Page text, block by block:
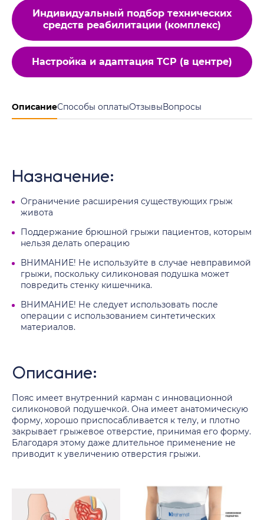
Индивидуальный подбор технических
средств реабилитации (комплекс)
Настройка и адаптация ТСР (в центре)
ОписаниеСпособы оплатыОтзывыВопросы
Назначение:
Ограничение расширения существующих грыж
живота
Поддержание брюшной грыжи пациентов, которым
нельзя делать операцию
ВНИМАНИЕ! Не используйте в случае невправимой
грыжи, поскольку силиконовая подушка может
повредить стенку кишечника.
ВНИМАНИЕ! Не следует использовать после
операции с использованием синтетических
материалов.
Описание:
Пояс имеет внутренний карман с инновационной
силиконовой подушечкой. Она имеет анатомическую
форму, хорошо приспосабливается к телу, и плотно
закрывает грыжевое отверстие, принимая его форму.
Благодаря этому даже длительное применение не
приводит к увеличению отверстия грыжи.